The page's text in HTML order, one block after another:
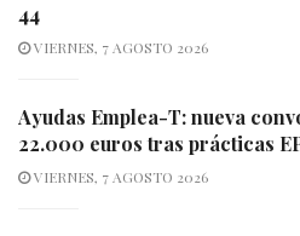
44
VIERNES, 7 AGOSTO 2026
Ayudas Emplea-T: nueva
22.000 euros tras prácticas
VIERNES, 7 AGOSTO 2026